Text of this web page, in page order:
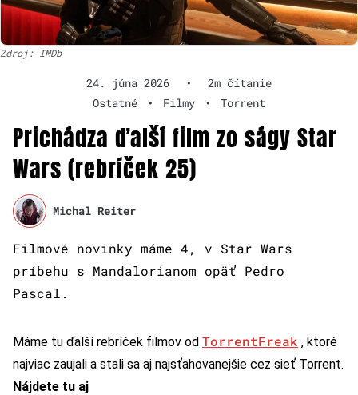
Zdroj: IMDb
24. júna 2026 •
2m čítanie
Ostatné
• Filmy • Torrent
Prichádza ďalší film zo ságy Star
Wars (rebríček 25)
Michal Reiter
Filmové novinky máme 4, v Star Wars
príbehu s Mandalorianom opäť Pedro
Pascal.
Máme tu ďalší rebríček filmov od TorrentFreak , ktoré
najviac zaujali a stali sa aj najsťahovanejšie cez sieť Torrent.
Nájdete tu aj